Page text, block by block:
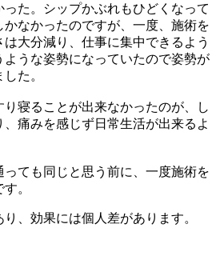
た。シップかぶれもひどくなって
かなかったのですが、一度、施術を
大分減り、仕事に集中できるよう
うな姿勢になっていたので姿勢が
た。
寝ることが出来なかったのが、し
痛みを感じず日常生活が出来るよ
ても同じと思う前に、一度施術を
。
、効果には個人差があります。